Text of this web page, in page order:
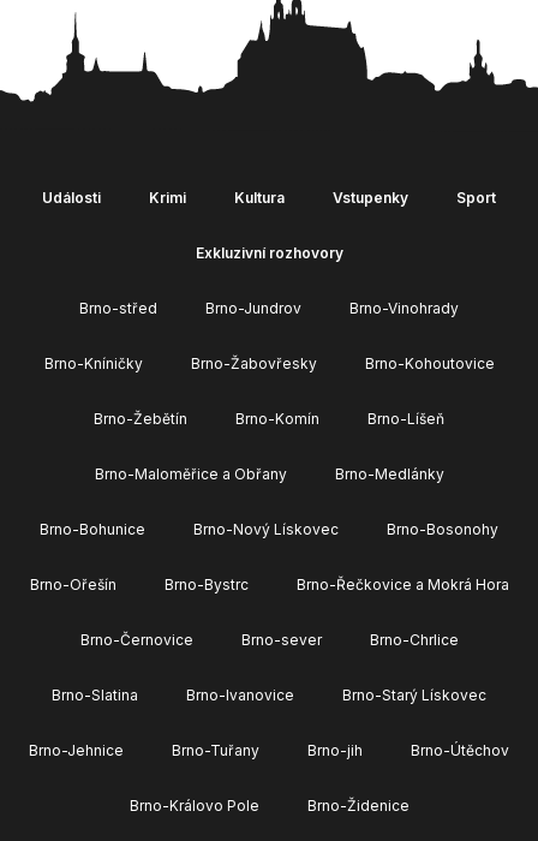
Události Krimi Kultura Vstupenky Sport
Exkluzivní rozhovory
Brno-střed Brno-Jundrov Brno-Vinohrady
Brno-Kníničky Brno-Žabovřesky Brno-Kohoutovice
Brno-Žebětín Brno-Komín Brno-Líšeň
Brno-Maloměřice a Obřany Brno-Medlánky
Brno-Bohunice Brno-Nový Lískovec Brno-Bosonohy
Brno-Ořešín Brno-Bystrc Brno-Řečkovice a Mokrá Hora
Brno-Černovice Brno-sever Brno-Chrlice
Brno-Slatina Brno-Ivanovice Brno-Starý Lískovec
Brno-Jehnice Brno-Tuřany Brno-jih Brno-Útěchov
Brno-Královo Pole Brno-Židenice